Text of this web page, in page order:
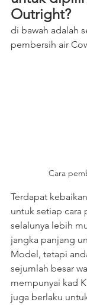
Outright?
di bawah adalah
pembersih air
Cara
Terdapat
untuk setiap cara
selalunya lebih
jangka panjang
Model, tetapi
sejumlah besar
mempunyai kad
juga berlaku